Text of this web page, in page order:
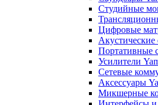
Студийные
Цифровые
Акустические
Портативные
Усилители
Сетевые
Аксессуары
Микшерные